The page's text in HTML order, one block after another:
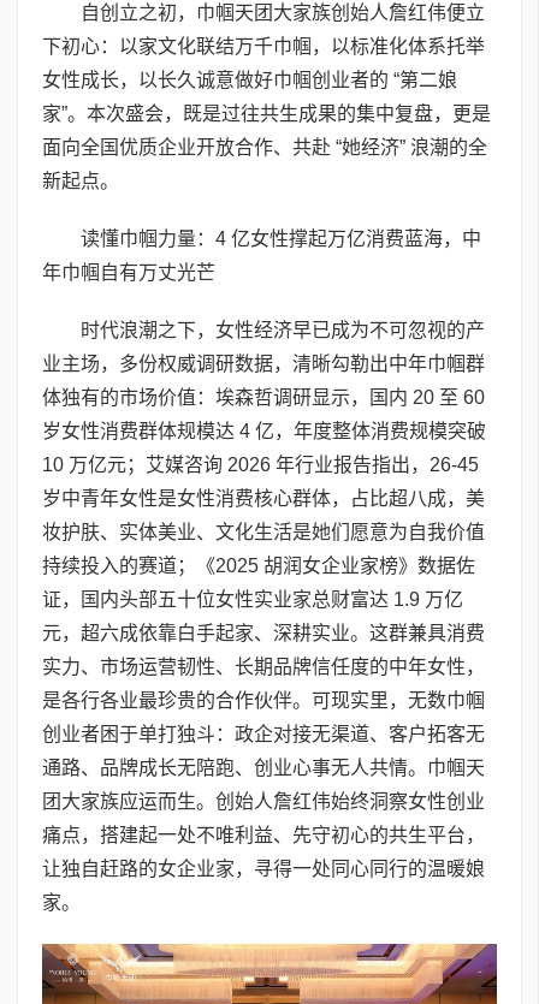
自创立之初，巾帼天团大家族创始人詹红伟便立
下初心：以家文化联结万千巾帼，以标准化体系托举
女性成长，以长久诚意做好巾帼创业者的 “第二娘
家”。本次盛会，既是过往共生成果的集中复盘，更是
面向全国优质企业开放合作、共赴 “她经济” 浪潮的全
新起点。
读懂巾帼力量：4 亿女性撑起万亿消费蓝海，中
年巾帼自有万丈光芒
时代浪潮之下，女性经济早已成为不可忽视的产
业主场，多份权威调研数据，清晰勾勒出中年巾帼群
体独有的市场价值：埃森哲调研显示，国内 20 至 60
岁女性消费群体规模达 4 亿，年度整体消费规模突破
10 万亿元；艾媒咨询 2026 年行业报告指出，26-45
岁中青年女性是女性消费核心群体，占比超八成，美
妆护肤、实体美业、文化生活是她们愿意为自我价值
持续投入的赛道；《2025 胡润女企业家榜》数据佐
证，国内头部五十位女性实业家总财富达 1.9 万亿
元，超六成依靠白手起家、深耕实业。这群兼具消费
实力、市场运营韧性、长期品牌信任度的中年女性，
是各行各业最珍贵的合作伙伴。可现实里，无数巾帼
创业者困于单打独斗：政企对接无渠道、客户拓客无
通路、品牌成长无陪跑、创业心事无人共情。巾帼天
团大家族应运而生。创始人詹红伟始终洞察女性创业
痛点，搭建起一处不唯利益、先守初心的共生平台，
让独自赶路的女企业家，寻得一处同心同行的温暖娘
家。